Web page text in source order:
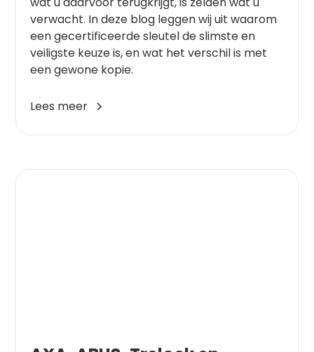
verwacht. In deze blog leggen wij uit waarom
een gecertificeerde sleutel de slimste en
veiligste keuze is, en wat het verschil is met
een gewone kopie.
Lees meer